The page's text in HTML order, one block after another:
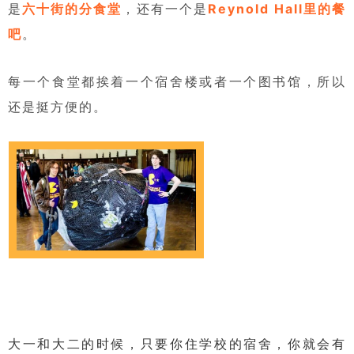
是六十街的分食堂 ，还有一个是 Reynold Hall里的餐
吧。
每一个食堂都挨着一个宿舍楼或者一个图书馆，所以
还是挺方便的。
大一和大二的时候，只要你住学校的宿舍，你就会有